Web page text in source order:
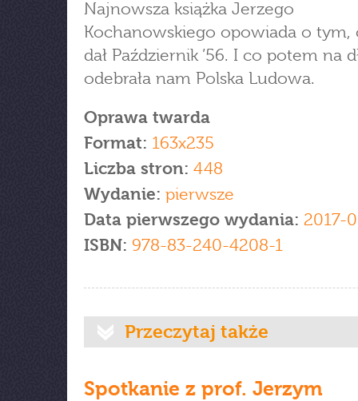
Najnowsza książka Jerzego
Kochanowskiego opowiada o tym,
dał Październik ’56. I co potem na
odebrała nam Polska Ludowa.
Oprawa twarda
Format: 163x235
Liczba stron: 448
Wydanie: pierwsze
Data pierwszego wydania: 2017-
ISBN: 978-83-240-4208-1
Przeczytaj także
Spotkanie z prof. Jerzym